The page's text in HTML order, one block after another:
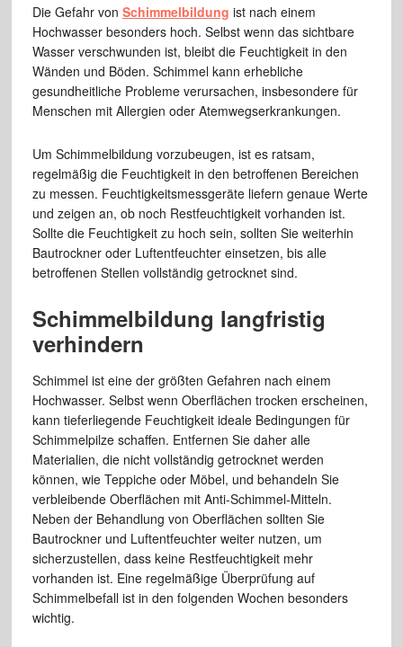
Die Gefahr von Schimmelbildung ist nach einem
Hochwasser besonders hoch. Selbst wenn das sichtbare
Wasser verschwunden ist, bleibt die Feuchtigkeit in den
Wänden und Böden. Schimmel kann erhebliche
gesundheitliche Probleme verursachen, insbesondere für
Menschen mit Allergien oder Atemwegserkrankungen.
Um Schimmelbildung vorzubeugen, ist es ratsam,
regelmäßig die Feuchtigkeit in den betroffenen Bereichen
zu messen. Feuchtigkeitsmessgeräte liefern genaue Werte
und zeigen an, ob noch Restfeuchtigkeit vorhanden ist.
Sollte die Feuchtigkeit zu hoch sein, sollten Sie weiterhin
Bautrockner oder Luftentfeuchter einsetzen, bis alle
betroffenen Stellen vollständig getrocknet sind.
Schimmelbildung langfristig
verhindern
Schimmel ist eine der größten Gefahren nach einem
Hochwasser. Selbst wenn Oberflächen trocken erscheinen,
kann tieferliegende Feuchtigkeit ideale Bedingungen für
Schimmelpilze schaffen. Entfernen Sie daher alle
Materialien, die nicht vollständig getrocknet werden
können, wie Teppiche oder Möbel, und behandeln Sie
verbleibende Oberflächen mit Anti-Schimmel-Mitteln.
Neben der Behandlung von Oberflächen sollten Sie
Bautrockner und Luftentfeuchter weiter nutzen, um
sicherzustellen, dass keine Restfeuchtigkeit mehr
vorhanden ist. Eine regelmäßige Überprüfung auf
Schimmelbefall ist in den folgenden Wochen besonders
wichtig.